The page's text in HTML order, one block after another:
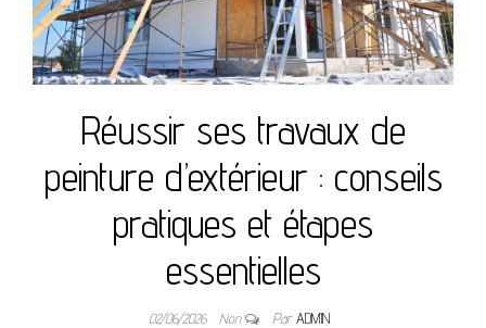
Réussir ses travaux de
peinture d’extérieur : conseils
pratiques et étapes
essentielles
02/06/2026 Non ParADMIN